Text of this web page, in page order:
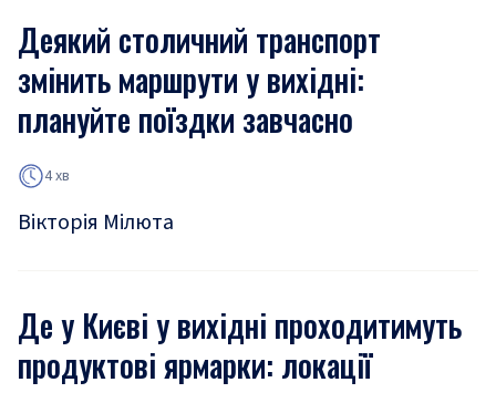
Деякий столичний транспорт
змінить маршрути у вихідні:
плануйте поїздки завчасно
4 хв
Вікторія Мілюта
Де у Києві у вихідні проходитимуть
продуктові ярмарки: локації